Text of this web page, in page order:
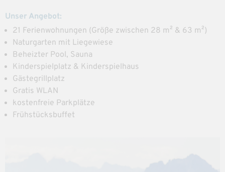
Unser Angebot:
21 Ferienwohnungen (Größe zwischen 28 m² & 63 m²)
Naturgarten mit Liegewiese
Beheizter Pool, Sauna
Kinderspielplatz & Kinderspielhaus
Gästegrillplatz
Gratis WLAN
kostenfreie Parkplätze
Frühstücksbuffet